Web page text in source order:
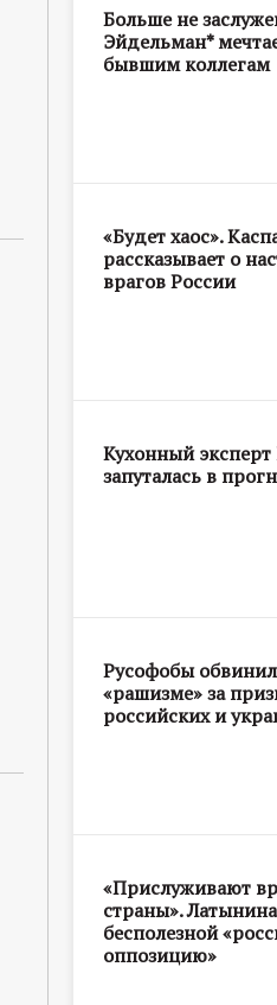
Больше не
Эйдельман*
бывшим коллегам
«Будет хаос».
рассказывает о
врагов России
Кухонный
запуталась в
Русофобы
«рашизме» за
российских и
«Прислуживают
страны».
бесполезной
оппозицию»